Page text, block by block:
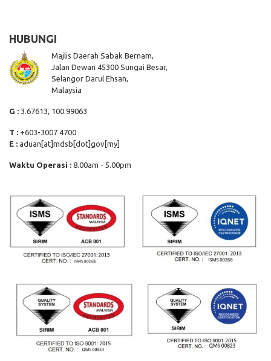
HUBUNGI
Majlis Daerah Sabak Bernam,
Jalan Dewan 45300 Sungai Besar,
Selangor Darul Ehsan,
Malaysia
G : 3.67613, 100.99063
T : +603-3007 4700
E : aduan[at]mdsb[dot]gov[my]
Waktu Operasi : 8.00am - 5.00pm